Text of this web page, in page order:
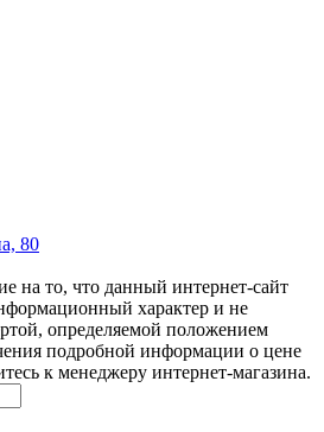
80
на то, что данный интернет-сайт
характер и не
определяемой положением
подробной информации о цене
к менеджеру интернет-магазина.